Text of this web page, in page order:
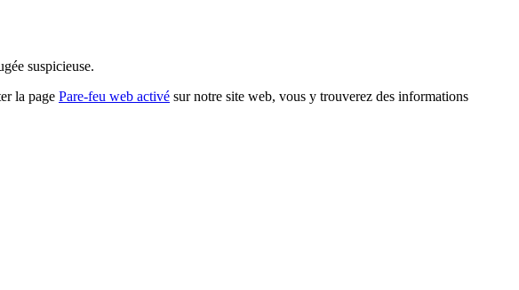
suspicieuse.
la page Pare-feu web activé sur notre site web, vous y trouverez des informations